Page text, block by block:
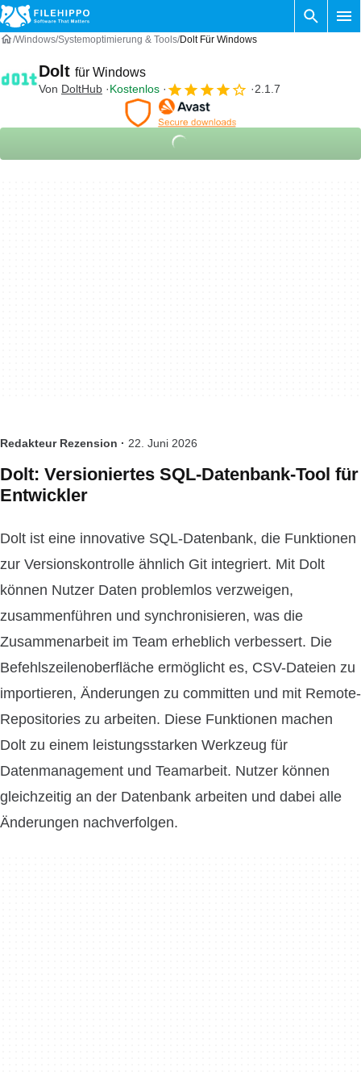
Windows Systemoptimierung & Tools Dolt Für Windows
Dolt für Windows
Von DoltHub Kostenlos 2.1.7
Redakteur Rezension · 22. Juni 2026
Dolt: Versioniertes SQL-Datenbank-Tool für
Entwickler
Dolt ist eine innovative SQL-Datenbank, die Funktionen
zur Versionskontrolle ähnlich Git integriert. Mit Dolt
können Nutzer Daten problemlos verzweigen,
zusammenführen und synchronisieren, was die
Zusammenarbeit im Team erheblich verbessert. Die
Befehlszeilenoberfläche ermöglicht es, CSV-Dateien zu
importieren, Änderungen zu committen und mit Remote-
Repositories zu arbeiten. Diese Funktionen machen
Dolt zu einem leistungsstarken Werkzeug für
Datenmanagement und Teamarbeit. Nutzer können
gleichzeitig an der Datenbank arbeiten und dabei alle
Änderungen nachverfolgen.